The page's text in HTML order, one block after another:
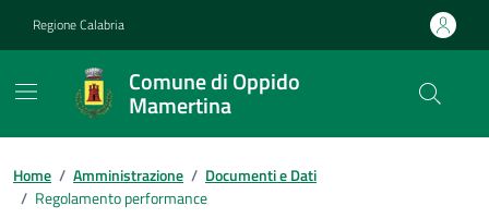
Regione Calabria
Comune di Oppido
Mamertina
Home / Amministrazione / Documenti e Dati
/ Regolamento performance